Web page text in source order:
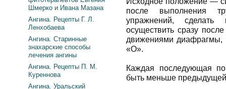
после выполнения
упражнений,
осуществить сразу
движениями диафрагмы,
«О».
Каждая последующая
быть меньше
Шмерко и Ивана Мазана
Ангина. Рецепты Г. Л.
Ленхобаева
Ангина. Старинные
знахарские способы
лечения ангины
Ангина. Рецепты П. М.
Куреннова
Ангина. Уральский